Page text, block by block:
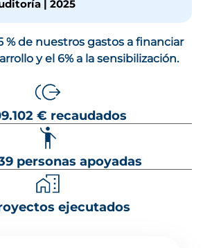
| 2025
% de nuestros gastos a financiar
y el 6% a la sensibilización.
€ recaudados
personas apoyadas
ejecutados